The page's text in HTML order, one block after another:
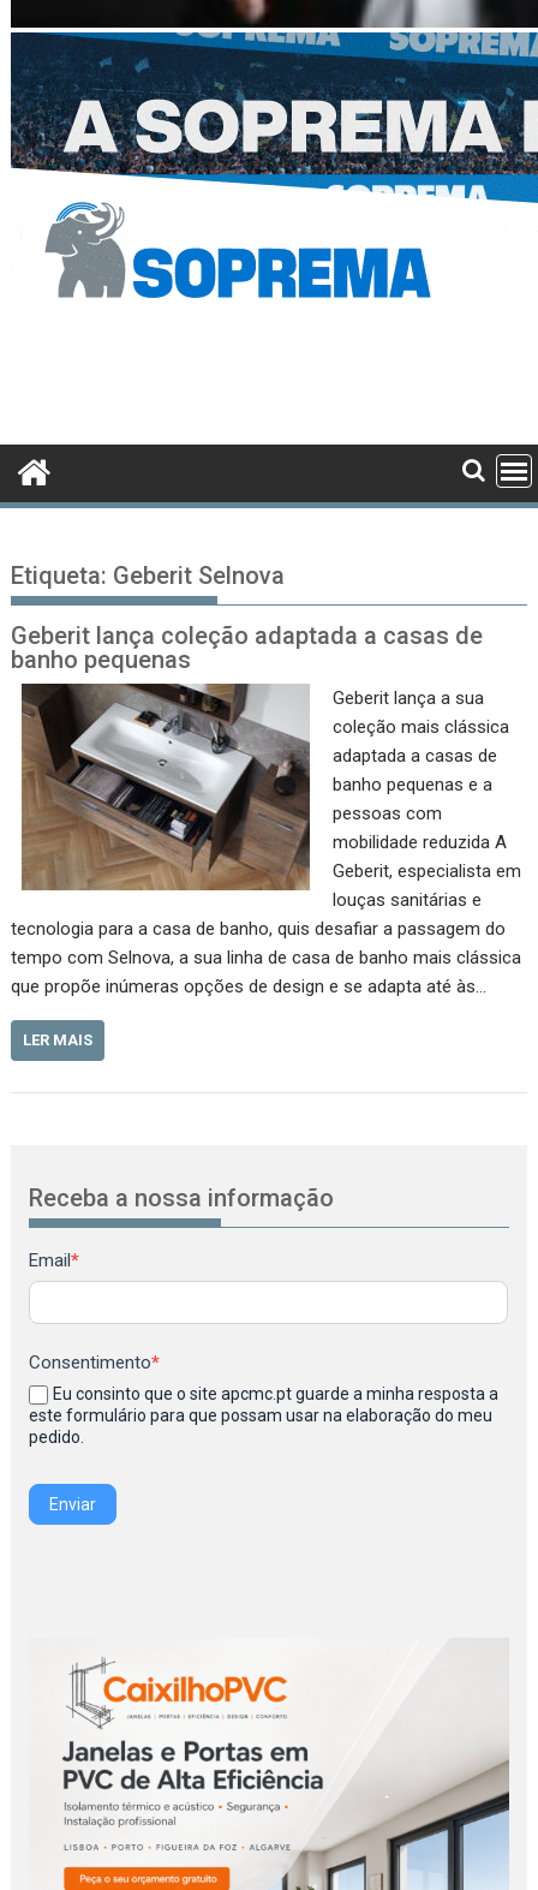
Etiqueta: Geberit Selnova
Geberit lança coleção adaptada a casas de
banho pequenas
Geberit lança a sua
coleção mais clássica
adaptada a casas de
banho pequenas e a
pessoas com
mobilidade reduzida A
Geberit, especialista em
louças sanitárias e
tecnologia para a casa de banho, quis desafiar a passagem do
tempo com Selnova, a sua linha de casa de banho mais clássica
que propõe inúmeras opções de design e se adapta até às…
LER MAIS
Receba a nossa informação
Newsletter
Email*
Consentimento*
Eu consinto que o site apcmc.pt guarde a minha resposta a
este formulário para que possam usar na elaboração do meu
pedido.
Enviar